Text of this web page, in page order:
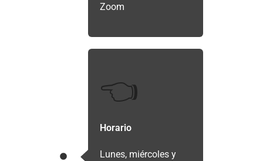
Zoom
👈
Horario
Lunes, miércoles y